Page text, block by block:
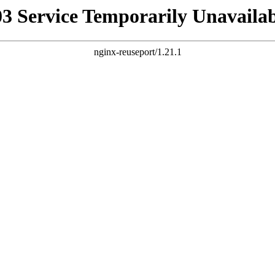
Service Temporarily
nginx-reuseport/1.21.1